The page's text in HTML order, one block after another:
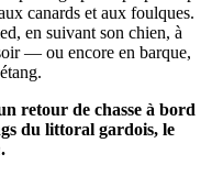
canards et aux foulques.
en suivant son chien, à
— ou encore en barque,
retour de chasse à bord
du littoral gardois, le
.